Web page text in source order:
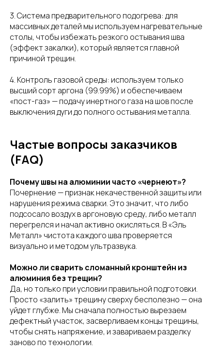
3. Система предварительного подогрева: для
массивных деталей мы используем нагревательные
столы, чтобы избежать резкого остывания шва
(эффект закалки), который является главной
причиной трещин.
4. Контроль газовой среды: используем только
высший сорт аргона (99.99%) и обеспечиваем
«пост-газ» — подачу инертного газа на шов после
выключения дуги до полного остывания металла.
Частые вопросы заказчиков
(FAQ)
Почему швы на алюминии часто «чернеют»?
Почернение — признак некачественной защиты или
нарушения режима сварки. Это значит, что либо
подсосало воздух в аргоновую среду, либо металл
перегрелся и начал активно окисляться. В «Эль
Металл» чистота каждого шва проверяется
визуально и методом ультразвука.
Можно ли сварить сломанный кронштейн из
алюминия без трещин?
Да, но только при условии правильной подготовки.
Просто «залить» трещину сверху бесполезно — она
уйдет глубже. Мы сначала полностью вырезаем
дефектный участок, засверливаем концы трещины,
чтобы снять напряжение, и завариваем разделку
заново по технологии.